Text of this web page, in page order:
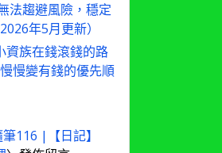
法趨避風險，穩定
年5月更新）
族在錢滾錢的路
慢變有錢的優先順
筆116 |【日記】